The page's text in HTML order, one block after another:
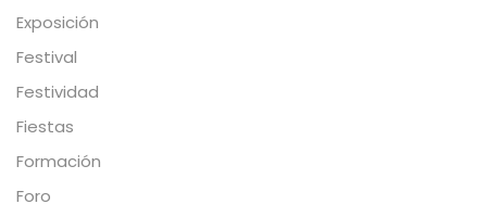
Exposición
Festival
Festividad
Fiestas
Formación
Foro